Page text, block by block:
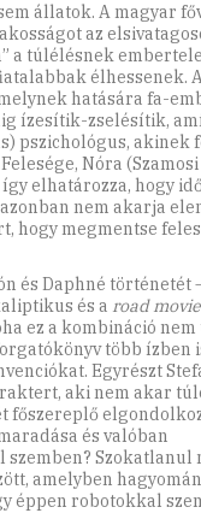
állatok. A magyar
az
a túlélésnek
élhessenek.
hatására fa-
ízesítik-zselésítik,
pszichológus, akinek
Nóra (Szamosi
elhatározza, hogy
nem akarja
hogy megmentse
és Daphné történetét
és a road movie
ez a kombináció nem
több ízben
Egyrészt
aki nem akar
főszereplő
és valóban
Szokatlanul
amelyben
éppen robotokkal